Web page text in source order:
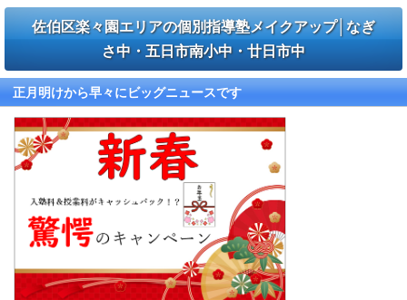
佐伯区楽々園エリアの個別指導塾メイクアップ│なぎ
さ中・五日市南小中・廿日市中
正月明けから早々にビッグニュースです